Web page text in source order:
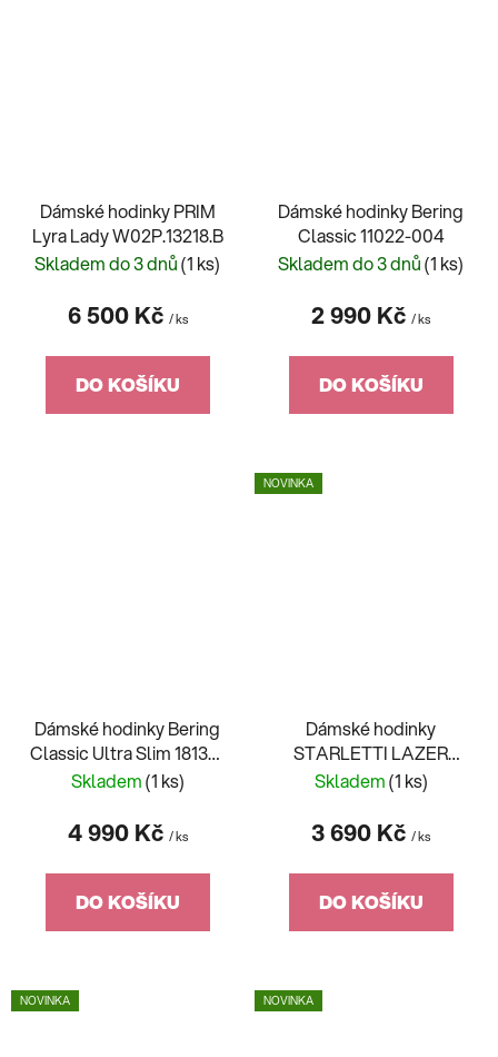
Dámské hodinky PRIM
Lyra Lady W02P.13218.B
Skladem do 3 dnů(1 ks)
6 500 Kč / ks
DO KOŠÍKU
Dámské hodinky Bering
Classic 11022-004
Skladem do 3 dnů(1 ks)
2 990 Kč / ks
DO KOŠÍKU
Dámské hodinky Bering
Classic Ultra Slim 18132-
397
Skladem(1 ks)
4 990 Kč / ks
DO KOŠÍKU
NOVINKA
Dámské hodinky
STARLETTI LAZER
AQUA
Skladem(1 ks)
3 690 Kč / ks
DO KOŠÍKU
NOVINKA NOVINKA